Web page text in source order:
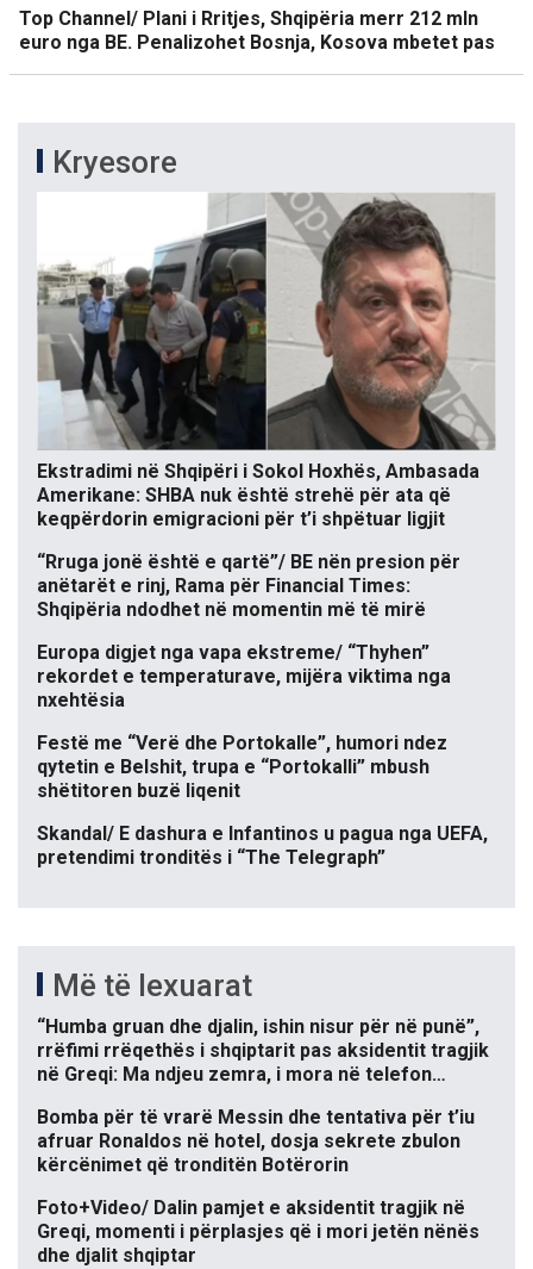
Top Channel/ Plani i Rritjes, Shqipëria merr 212 mln
euro nga BE. Penalizohet Bosnja, Kosova mbetet pas
Kryesore
Ekstradimi në Shqipëri i Sokol Hoxhës, Ambasada
Amerikane: SHBA nuk është strehë për ata që
keqpërdorin emigracioni për t’i shpëtuar ligjit
“Rruga jonë është e qartë”/ BE nën presion për
anëtarët e rinj, Rama për Financial Times:
Shqipëria ndodhet në momentin më të mirë
Europa digjet nga vapa ekstreme/ “Thyhen”
rekordet e temperaturave, mijëra viktima nga
nxehtësia
Festë me “Verë dhe Portokalle”, humori ndez
qytetin e Belshit, trupa e “Portokalli” mbush
shëtitoren buzë liqenit
Skandal/ E dashura e Infantinos u pagua nga UEFA,
pretendimi tronditës i “The Telegraph”
Më të lexuarat
“Humba gruan dhe djalin, ishin nisur për në punë”,
rrëfimi rrëqethës i shqiptarit pas aksidentit tragjik
në Greqi: Ma ndjeu zemra, i mora në telefon…
Bomba për të vrarë Messin dhe tentativa për t’iu
afruar Ronaldos në hotel, dosja sekrete zbulon
kërcënimet që tronditën Botërorin
Foto+Video/ Dalin pamjet e aksidentit tragjik në
Greqi, momenti i përplasjes që i mori jetën nënës
dhe djalit shqiptar